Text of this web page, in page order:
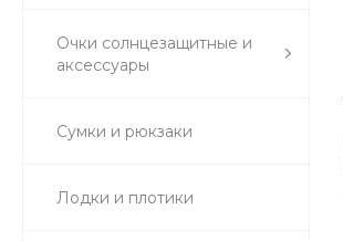
Очки солнцезащитные и
аксессуары
Сумки и рюкзаки
Лодки и плотики